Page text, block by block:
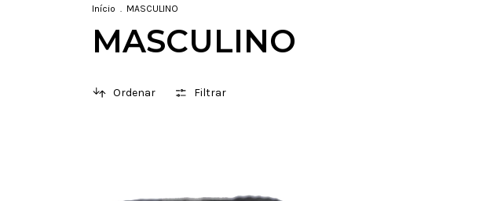
Início . MASCULINO
MASCULINO
Ordenar Filtrar